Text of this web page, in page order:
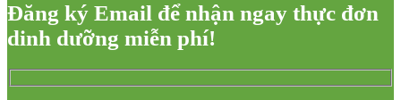
Đăng ký Email để nhận ngay thực đơn
dinh dưỡng miễn phí!